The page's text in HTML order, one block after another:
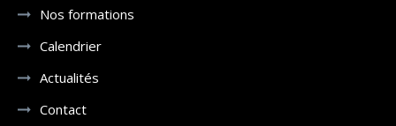
Nos formations
Calendrier
Actualités
Contact